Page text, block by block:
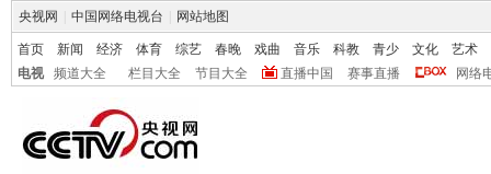
央视网 中国网络电视台 网站地图
首页 新闻 经济 体育 综艺 春晚 戏曲 音乐 科教 青少 文化
艺术
电视
频道大全 栏目大全 节目大全 直播中国 赛事直播 网络